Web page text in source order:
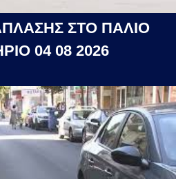
ΣΤΟ ΠΑΛΙΟ
04 08 2026